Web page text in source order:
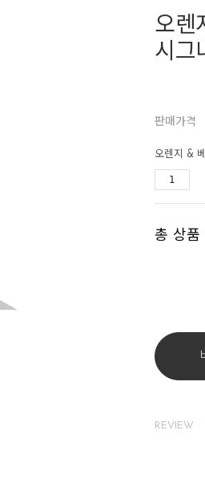
오렌
시그
판매가격
오렌지 &
총 상품
REVIEW